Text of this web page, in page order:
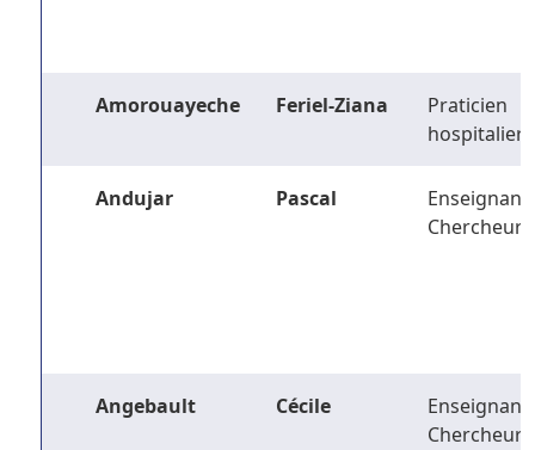
Amorouayeche Feriel-Ziana
Praticien
hospitalier
Andujar Pascal
Enseignant-
Chercheur
Angebault Cécile
Enseignant-
Chercheur